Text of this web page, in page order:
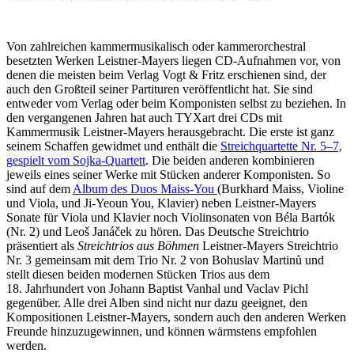
Von zahlreichen kammermusikalisch oder kammerorchestral
besetzten Werken Leistner-Mayers liegen CD-Aufnahmen vor, von
denen die meisten beim Verlag Vogt & Fritz erschienen sind, der
auch den Großteil seiner Partituren veröffentlicht hat. Sie sind
entweder vom Verlag oder beim Komponisten selbst zu beziehen. In
den vergangenen Jahren hat auch TYXart drei CDs mit
Kammermusik Leistner-Mayers herausgebracht. Die erste ist ganz
seinem Schaffen gewidmet und enthält die Streichquartette Nr. 5–7,
gespielt vom Sojka-Quartett. Die beiden anderen kombinieren
jeweils eines seiner Werke mit Stücken anderer Komponisten. So
sind auf dem Album des Duos Maiss-You (Burkhard Maiss, Violine
und Viola, und Ji-Yeoun You, Klavier) neben Leistner-Mayers
Sonate für Viola und Klavier noch Violinsonaten von Béla Bartók
(Nr. 2) und Leoš Janáček zu hören. Das Deutsche Streichtrio
präsentiert als Streichtrios aus Böhmen Leistner-Mayers Streichtrio
Nr. 3 gemeinsam mit dem Trio Nr. 2 von Bohuslav Martinů und
stellt diesen beiden modernen Stücken Trios aus dem
18. Jahrhundert von Johann Baptist Vanhal und Vaclav Pichl
gegenüber. Alle drei Alben sind nicht nur dazu geeignet, den
Kompositionen Leistner-Mayers, sondern auch den anderen Werken
Freunde hinzuzugewinnen, und können wärmstens empfohlen
werden.